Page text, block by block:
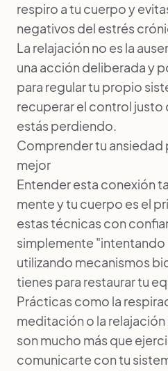
respiro a tu cuerpo y
negativos del estrés
La relajación no es la
una acción deliberada y
para regular tu propio
recuperar el control justo
estás perdiendo.
Comprender tu ansiedad
mejor
Entender esta conexión
mente y tu cuerpo es el
estas técnicas con
simplemente "intentando
utilizando mecanismos
tienes para restaurar tu
Prácticas como la
meditación o la
son mucho más que
comunicarte con tu